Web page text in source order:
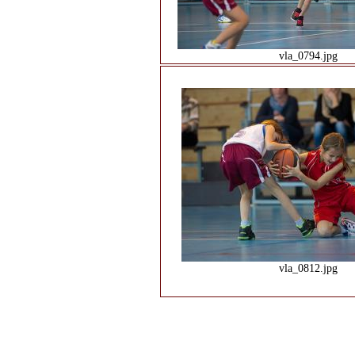
vla_0794.jpg
vla_0812.jpg